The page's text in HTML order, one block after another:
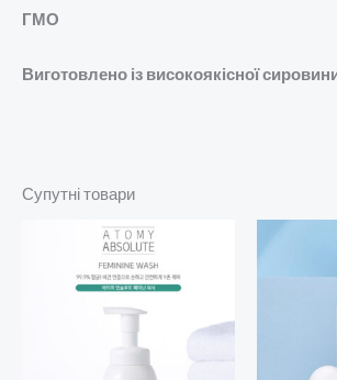
ГМО
Виготовлено із високоякісної
Супутні товари